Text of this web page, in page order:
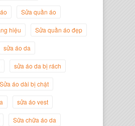
Nguyễn Minh Đức
Công ty Cây Xanh Gia
Nguyễn
Sửa quần áo
hiệu Sửa quần áo đẹp
sửa áo da
sửa áo da bị rách
Sửa áo dài bị chật
sửa áo vest
Sữa chữa áo da